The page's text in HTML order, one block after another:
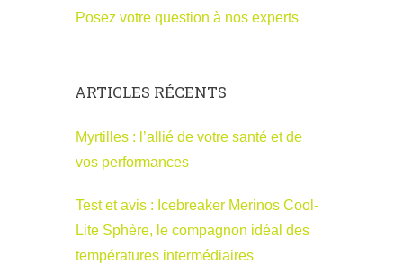
Posez votre question à nos experts
ARTICLES RÉCENTS
Myrtilles : l’allié de votre santé et de
vos performances
Test et avis : Icebreaker Merinos Cool-
Lite Sphère, le compagnon idéal des
températures intermédiaires